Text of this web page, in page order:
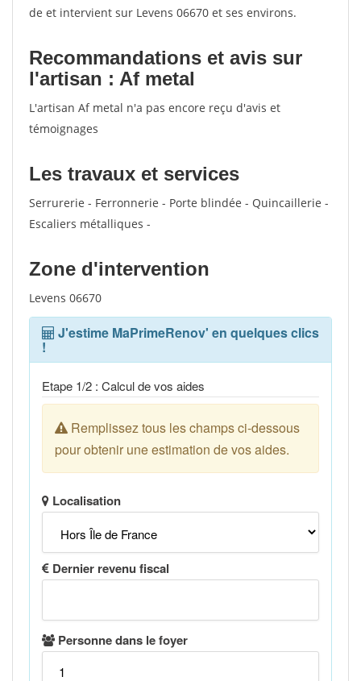
de et intervient sur Levens 06670 et ses environs.
Recommandations et avis sur
l'artisan : Af metal
L'artisan Af metal n'a pas encore reçu d'avis et
témoignages
Les travaux et services
Serrurerie - Ferronnerie - Porte blindée - Quincaillerie -
Escaliers métalliques -
Zone d'intervention
Levens 06670